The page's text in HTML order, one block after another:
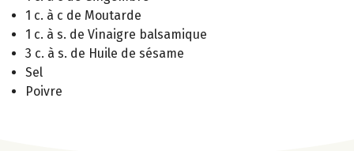
1 c. à c de Moutarde
1 c. à s. de Vinaigre balsamique
3 c. à s. de Huile de sésame
Sel
Poivre